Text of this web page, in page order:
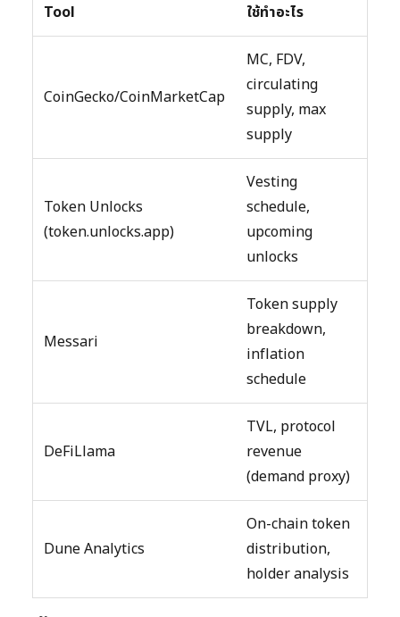
Tool ใช้ทำอะไร
CoinGecko/CoinMarketCap
MC, FDV,
circulating
supply, max
supply
Token Unlocks
(token.unlocks.app)
Vesting
schedule,
upcoming
unlocks
Messari
Token supply
breakdown,
inflation
schedule
DeFiLlama
TVL, protocol
revenue
(demand proxy)
Dune Analytics
On-chain token
distribution,
holder analysis